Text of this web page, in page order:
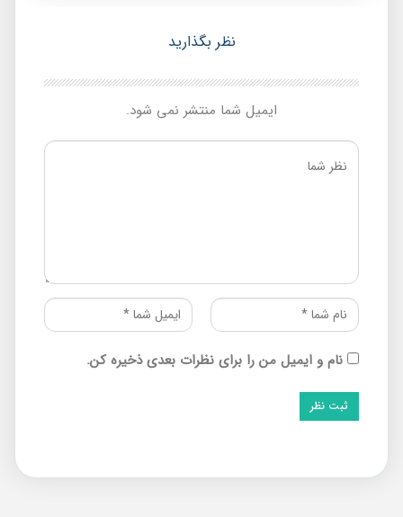
نظر بگذارید
ایمیل شما منتشر نمی شود.
نام و ایمیل من را برای نظرات بعدی ذخیره کن.